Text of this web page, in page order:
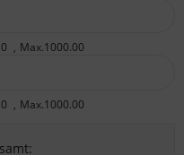
Max.1000.00
Max.1000.00
: